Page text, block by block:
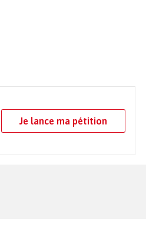
Je lance ma pétition